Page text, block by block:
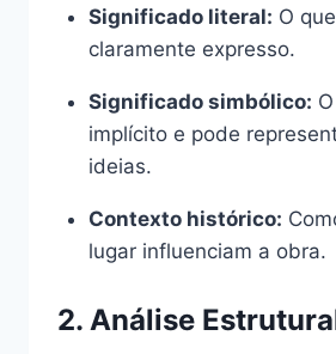
Significado literal: O
claramente expresso.
Significado simbólico:
implícito e pode
ideias.
Contexto histórico:
lugar influenciam a obra.
2. Análise